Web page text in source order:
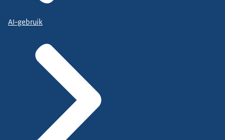
AI-gebruik